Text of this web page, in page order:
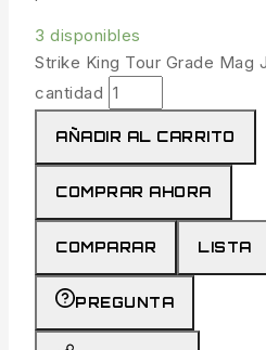
3 disponibles
Strike King Tour Grade Mag
cantidad
AÑADIR AL CARRITO
COMPRAR AHORA
COMPARAR LISTA
PREGUNTA